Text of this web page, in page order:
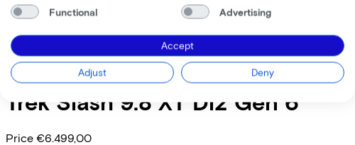
Trek Slash 9.8 XT Di2 Gen 6
Price €6.499,00
Functional Advertising
Accept
Adjust Deny